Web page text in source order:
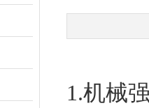
1.机械